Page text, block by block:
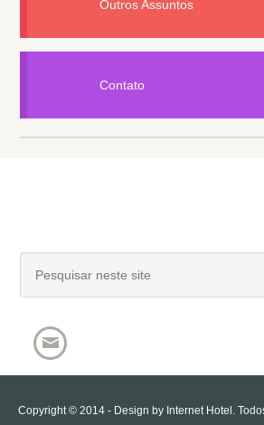
Outros Assuntos
Contato
Copyright © 2014 - Design by Internet Hotel .